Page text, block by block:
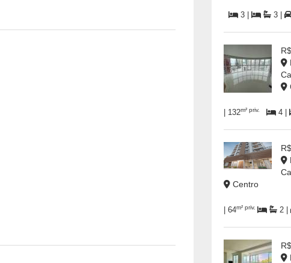
3 | 3 |
| 132m² priv. 4 |
Centro
| 64m² priv. 2 |